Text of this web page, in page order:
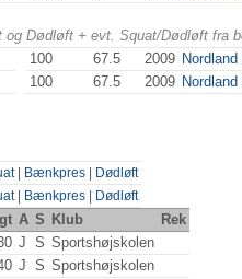
og Dødløft + evt. Squat/Dødløft fra
100 67.5 2009 Nordland
100 67.5 2009 Nordland
| Bænkpres
Dødløft
| Bænkpres Dødløft
A S Klub
Rek
J S Sportshøjskolen
J S Sportshøjskolen